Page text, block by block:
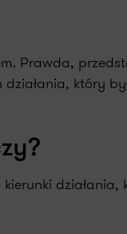
Prawda,
który
działania,